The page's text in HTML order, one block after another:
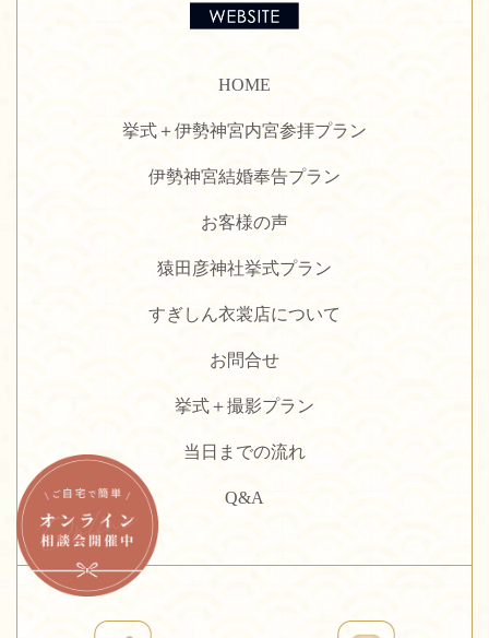
HOME
挙式＋伊勢神宮内宮参拝プラン
伊勢神宮結婚奉告プラン
お客様の声
猿田彦神社挙式プラン
すぎしん衣裳店について
お問合せ
挙式＋撮影プラン
当日までの流れ
Q&A